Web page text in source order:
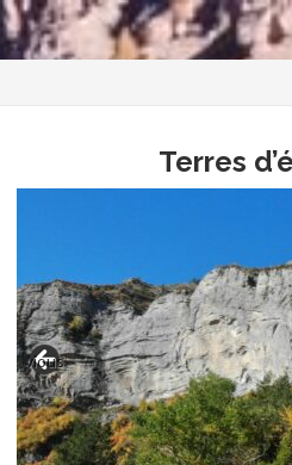
Terres
Previous